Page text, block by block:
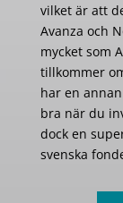
vilket är att
Avanza och
mycket som
tillkommer
har en
bra när du
dock en
svenska